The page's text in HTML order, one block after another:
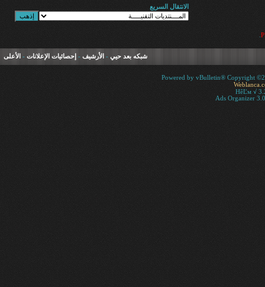
الانتقال السريع
شبكه بعد حيي - الأرشيف - إحصائيات الإعلانات - الأعلى
Powered by vBulletin® Copyright
HêĽм √
Ads Organizer